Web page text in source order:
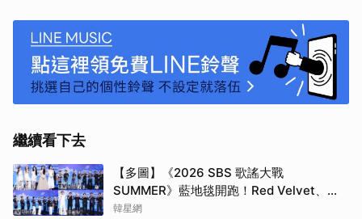
繼續看下去
【多圖】《2026 SBS 歌謠大戰
SUMMER》藍地毯開跑！Red Velvet、
Stray Kids、ATEEZ、RIIZE等愛豆登場
韓星網
取消